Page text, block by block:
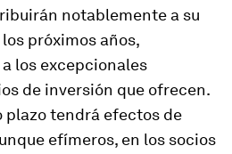
notablemente a su
próximos años,
los excepcionales
de inversión que ofrecen.
plazo tendrá efectos de
efímeros, en los socios